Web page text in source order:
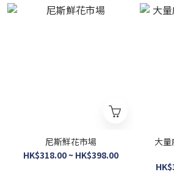
尼斯鮮花市場
HK$318.00 ~ HK$398.00
大量